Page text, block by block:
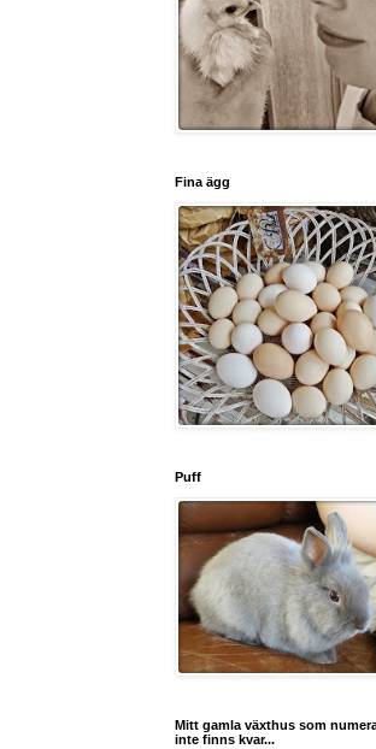
Fina ägg
Puff
Mitt gamla växthus som
inte finns kvar...